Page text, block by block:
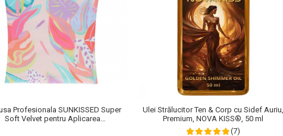
Profesionala SUNKISSED Super
Soft Velvet pentru Aplicarea
Ulei Strălucitor Ten & Corp cu Sidef Auriu,
Premium, NOVA KISS®, 50 ml
(7)